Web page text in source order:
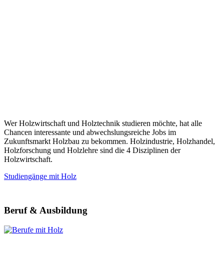
Wer Holzwirtschaft und Holztechnik studieren möchte, hat alle
Chancen interessante und abwechslungsreiche Jobs im
Zukunftsmarkt Holzbau zu bekommen. Holzindustrie, Holzhandel,
Holzforschung und Holzlehre sind die 4 Disziplinen der
Holzwirtschaft.
Studiengänge mit Holz
Beruf & Ausbildung